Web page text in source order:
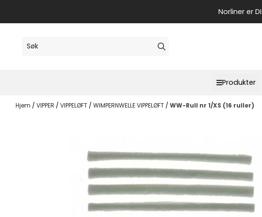
Norliner er
Produkter
Hjem / VIPPER / VIPPELØFT / WIMPERNWELLE VIPPELØFT / WW-Rull nr 1/XS (16 ruller)